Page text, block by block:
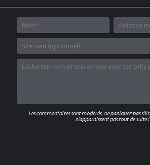
Les commentaires sont modérés, ne paniquez pas s'ils
n'apparaissent pas tout de suite !